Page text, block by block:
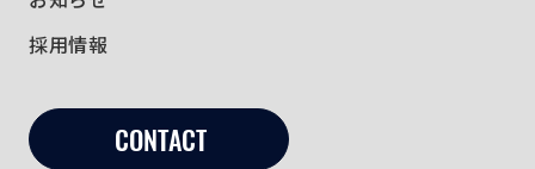
採用情報
CONTACT